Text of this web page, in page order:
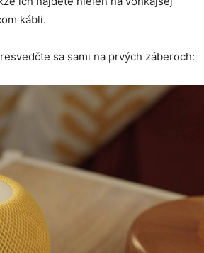
kábli.
sa sami na prvých záberoch: